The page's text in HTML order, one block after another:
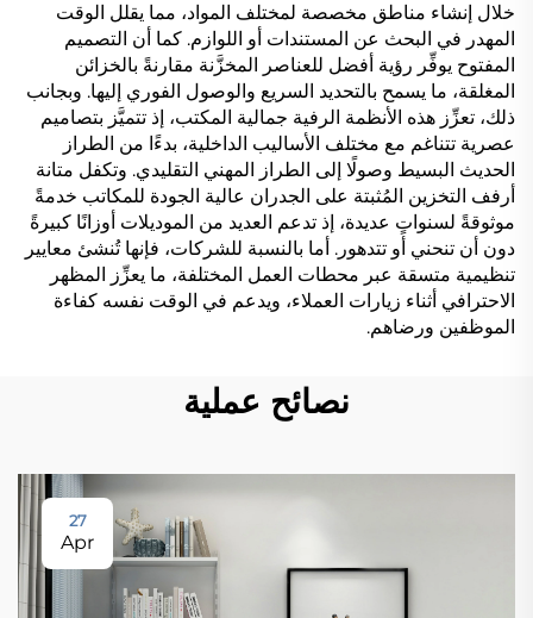
خلال إنشاء مناطق مخصصة لمختلف المواد، مما يقلل الوقت
المهدر في البحث عن المستندات أو اللوازم. كما أن التصميم
المفتوح يوفِّر رؤية أفضل للعناصر المخزَّنة مقارنةً بالخزائن
المغلقة، ما يسمح بالتحديد السريع والوصول الفوري إليها. وبجانب
ذلك، تعزِّز هذه الأنظمة الرفية جمالية المكتب، إذ تتميَّز بتصاميم
عصرية تتناغم مع مختلف الأساليب الداخلية، بدءًا من الطراز
الحديث البسيط وصولًا إلى الطراز المهني التقليدي. وتكفل متانة
أرفف التخزين المُثبتة على الجدران عالية الجودة للمكاتب خدمةً
موثوقةً لسنواتٍ عديدة، إذ تدعم العديد من الموديلات أوزانًا كبيرةً
دون أن تنحني أو تتدهور. أما بالنسبة للشركات، فإنها تُنشئ معايير
تنظيمية متسقة عبر محطات العمل المختلفة، ما يعزِّز المظهر
الاحترافي أثناء زيارات العملاء، ويدعم في الوقت نفسه كفاءة
الموظفين ورضاهم.
نصائح عملية
27
Apr